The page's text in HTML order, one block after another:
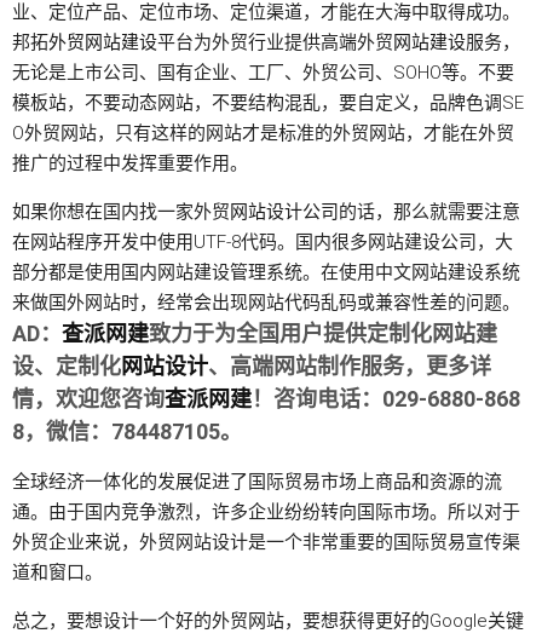
业、定位产品、定位市场、定位渠道，才能在大海中取得成功。
邦拓外贸网站建设平台为外贸行业提供高端外贸网站建设服务，
无论是上市公司、国有企业、工厂、外贸公司、SOHO等。不要
模板站，不要动态网站，不要结构混乱，要自定义，品牌色调SE
O外贸网站，只有这样的网站才是标准的外贸网站，才能在外贸
推广的过程中发挥重要作用。
如果你想在国内找一家外贸网站设计公司的话，那么就需要注意
在网站程序开发中使用UTF-8代码。国内很多网站建设公司，大
部分都是使用国内网站建设管理系统。在使用中文网站建设系统
来做国外网站时，经常会出现网站代码乱码或兼容性差的问题。
AD： 查派网建致力于为全国用户提供定制化网站建
设、定制化网站设计、高端网站制作服务，更多详
情，欢迎您咨询查派网建！咨询电话：029-6880-868
8，微信：784487105。
全球经济一体化的发展促进了国际贸易市场上商品和资源的流
通。由于国内竞争激烈，许多企业纷纷转向国际市场。所以对于
外贸企业来说，外贸网站设计是一个非常重要的国际贸易宣传渠
道和窗口。
总之，要想设计一个好的外贸网站，要想获得更好的Google关键